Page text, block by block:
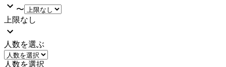
〜
上限なし
人数を選ぶ
人数を選択